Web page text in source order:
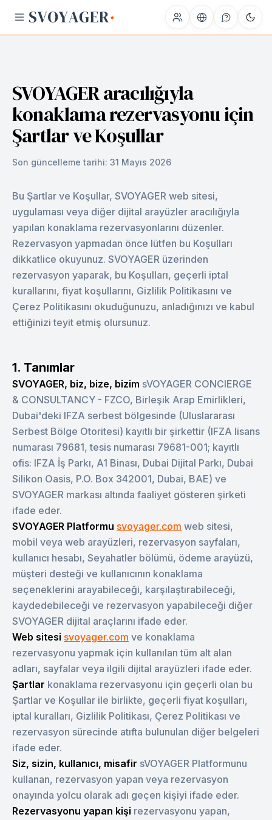
SVOYAGER aracılığıyla
konaklama rezervasyonu için
Şartlar ve Koşullar
Son güncelleme tarihi: 31 Mayıs 2026
Bu Şartlar ve Koşullar, SVOYAGER web sitesi,
uygulaması veya diğer dijital arayüzler aracılığıyla
yapılan konaklama rezervasyonlarını düzenler.
Rezervasyon yapmadan önce lütfen bu Koşulları
dikkatlice okuyunuz. SVOYAGER üzerinden
rezervasyon yaparak, bu Koşulları, geçerli iptal
kurallarını, fiyat koşullarını, Gizlilik Politikasını ve
Çerez Politikasını okuduğunuzu, anladığınızı ve kabul
ettiğinizi teyit etmiş olursunuz.
1. Tanımlar
SVOYAGER, biz, bize, bizim sVOYAGER CONCIERGE
& CONSULTANCY - FZCO, Birleşik Arap Emirlikleri,
Dubai'deki IFZA serbest bölgesinde (Uluslararası
Serbest Bölge Otoritesi) kayıtlı bir şirkettir (IFZA lisans
numarası 79681, tesis numarası 79681-001; kayıtlı
ofis: IFZA İş Parkı, A1 Binası, Dubai Dijital Parkı, Dubai
Silikon Oasis, P.O. Box 342001, Dubai, BAE) ve
SVOYAGER markası altında faaliyet gösteren şirketi
ifade eder.
SVOYAGER Platformu svoyager.com web sitesi,
mobil veya web arayüzleri, rezervasyon sayfaları,
kullanıcı hesabı, Seyahatler bölümü, ödeme arayüzü,
müşteri desteği ve kullanıcının konaklama
seçeneklerini arayabileceği, karşılaştırabileceği,
kaydedebileceği ve rezervasyon yapabileceği diğer
SVOYAGER dijital araçlarını ifade eder.
Web sitesi svoyager.com ve konaklama
rezervasyonu yapmak için kullanılan tüm alt alan
adları, sayfalar veya ilgili dijital arayüzleri ifade eder.
Şartlar konaklama rezervasyonu için geçerli olan bu
Şartlar ve Koşullar ile birlikte, geçerli fiyat koşulları,
iptal kuralları, Gizlilik Politikası, Çerez Politikası ve
rezervasyon sürecinde atıfta bulunulan diğer belgeleri
ifade eder.
Siz, sizin, kullanıcı, misafir sVOYAGER Platformunu
kullanan, rezervasyon yapan veya rezervasyon
onayında yolcu olarak adı geçen kişiyi ifade eder.
Rezervasyonu yapan kişi rezervasyonu yapan,